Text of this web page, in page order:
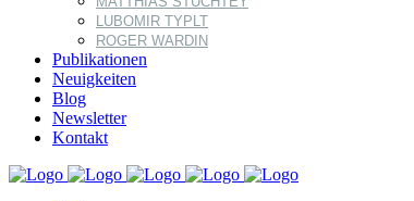
LUBOMIR TYPLT
ROGER WARDIN
Publikationen
Neuigkeiten
Blog
Newsletter
Kontakt